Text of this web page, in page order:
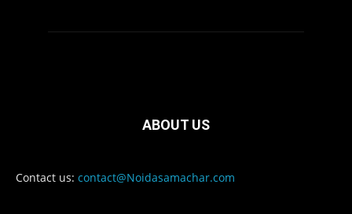
ABOUT US
Contact us: contact@Noidasamachar.com